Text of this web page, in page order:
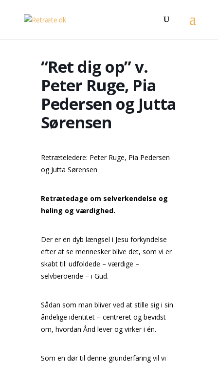
“Ret dig op” v.
Peter Ruge, Pia
Pedersen og Jutta
Sørensen
Retræteledere: Peter Ruge, Pia Pedersen
og Jutta Sørensen
Retrætedage om selverkendelse og
heling og værdighed.
Der er en dyb længsel i Jesu forkyndelse
efter at se mennesker blive det, som vi er
skabt til: udfoldede – værdige –
selvberoende – i Gud.
Sådan som man bliver ved at stille sig i sin
åndelige identitet – centreret og bevidst
om, hvordan Ånd lever og virker i én.
Som en dør til denne grunderfaring vil vi